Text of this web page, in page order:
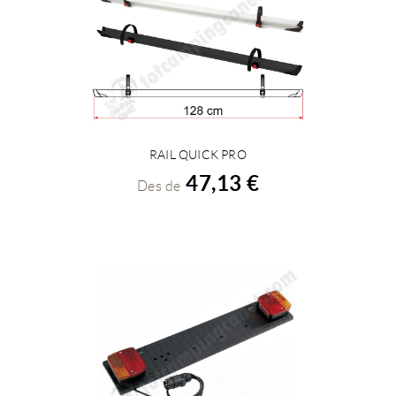
VEURE DETALLS
RAIL QUICK PRO
Des de 47,13 €